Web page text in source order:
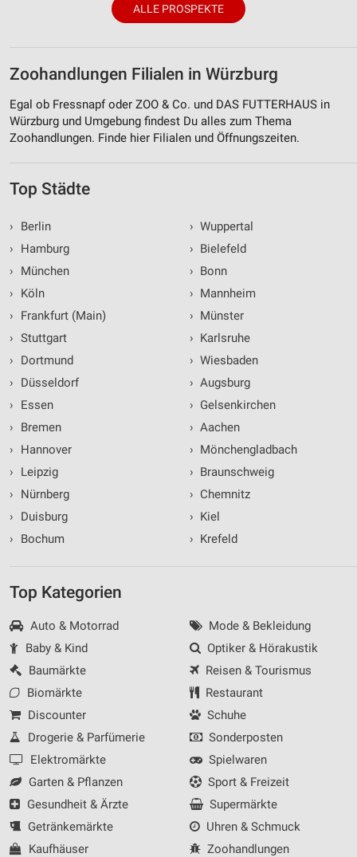
ALLE PROSPEKTE
Zoohandlungen Filialen in Würzburg
Egal ob Fressnapf oder ZOO & Co. und DAS FUTTERHAUS in
Würzburg und Umgebung findest Du alles zum Thema
Zoohandlungen. Finde hier Filialen und Öffnungszeiten.
Top Städte
›
Berlin
›
Hamburg
›
München
›
Köln
›
Frankfurt (Main)
› Stuttgart
›
Dortmund
›
Düsseldorf
›
Essen
›
Bremen
›
Hannover
›
Leipzig
›
Nürnberg
›
Duisburg
›
Bochum
› Wuppertal
› Bielefeld
› Bonn
› Mannheim
› Münster
› Karlsruhe
› Wiesbaden
› Augsburg
› Gelsenkirchen
› Aachen
› Mönchengladbach
› Braunschweig
› Chemnitz
› Kiel
› Krefeld
Top Kategorien
Auto & Motorrad
Baby & Kind
Baumärkte
Biomärkte
Discounter
Drogerie & Parfümerie
Elektromärkte
Garten & Pflanzen
Gesundheit & Ärzte
Getränkemärkte
Kaufhäuser
Mode & Bekleidung
Optiker & Hörakustik
Reisen & Tourismus
Restaurant
Schuhe
Sonderposten
Spielwaren
Sport & Freizeit
Supermärkte
Uhren & Schmuck
Zoohandlungen